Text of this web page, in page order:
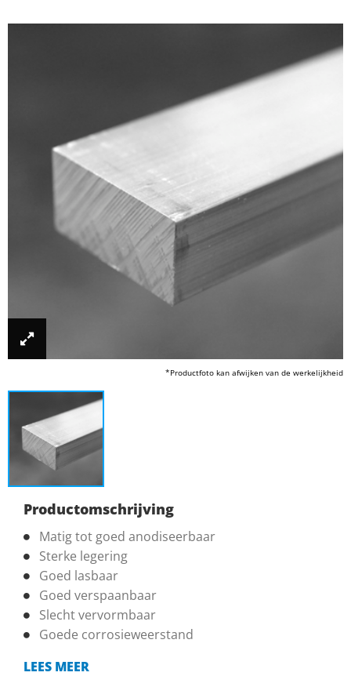
*Productfoto kan afwijken van de werkelijkheid
Productomschrijving
Matig tot goed anodiseerbaar
Sterke legering
Goed lasbaar
Goed verspaanbaar
Slecht vervormbaar
Goede corrosieweerstand
LEES MEER